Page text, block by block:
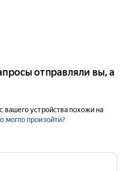
отправляли вы, а
вашего устройства похожи на
могло произойти?